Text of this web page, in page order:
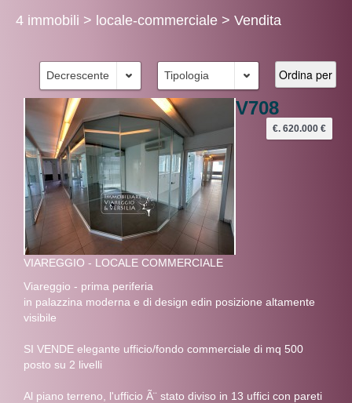
4 immobili > locale-commerciale > Vendita
Tipologia
Decrescente
V708
€. 620.000 €
VIAREGGIO - LOCALE COMMERCIALE
Viareggio - prima periferia
in palazzina moderna e di design edin posizione altamente
visibile
SI VENDE elegante ufficio/fondo commerciale di mq 500
posto su 2 livelli
Al piano terreno, l'ufficio Ã¨ stato diviso in 13 uffici con pareti